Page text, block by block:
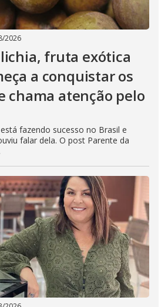
2026
fruta exótica
a conquistar os
chama atenção pelo
fazendo sucesso no Brasil e
falar dela. O post Parente da